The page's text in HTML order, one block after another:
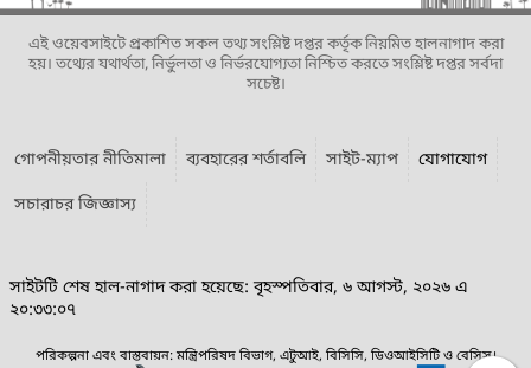
এই ওয়েবসাইটে প্রকাশিত সকল তথ্য সংশ্লিষ্ট দপ্তর কর্তৃক নিয়মিত হালনাগাদ করা
হয়। তথ্যের যথার্থতা, নির্ভুলতা ও নির্ভরযোগ্যতা নিশ্চিত করতে সংশ্লিষ্ট দপ্তর সর্বদা
সচেষ্ট।
গোপনীয়তার নীতিমালা ব্যবহারের শর্তাবলি সাইট-ম্যাপ
যোগাযোগ
সচারাচর জিজ্ঞাস্য
সাইটটি শেষ হাল-নাগাদ করা হয়েছে: বৃহস্পতিবার, ৬ আগস্ট, ২০২৬ এ
২০:৩৩:০৭
পরিকল্পনা এবং বাস্তবায়ন: মন্ত্রিপরিষদ বিভাগ, এটুআই, বিসিসি, ডিওআইসিটি ও বেসিস।